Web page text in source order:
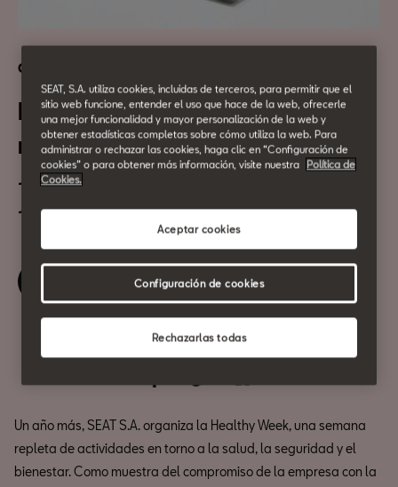
Cultura Urbana
Presbicia: ¿Cuándo es el
momento de usar gafas?
19 de Mayo
12:00h
Reserva tu entrada
Compartir
Un año más, SEAT S.A. organiza la Healthy Week, una semana
repleta de actividades en torno a la salud, la seguridad y el
bienestar. Como muestra del compromiso de la empresa con la
SEAT, S.A. utiliza cookies, incluidas de terceros, para permitir que el
sitio web funcione, entender el uso que hace de la web, ofrecerle
una mejor funcionalidad y mayor personalización de la web y
obtener estadísticas completas sobre cómo utiliza la web. Para
administrar o rechazar las cookies, haga clic en “Configuración de
cookies” o para obtener más información, visite nuestra Política de
Cookies.
Rechazarlas todas
Aceptar cookies
Configuración de cookies